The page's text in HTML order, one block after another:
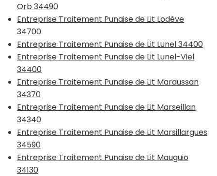
Orb 34490
Entreprise Traitement Punaise de Lit Lodève
34700
Entreprise Traitement Punaise de Lit Lunel 34400
Entreprise Traitement Punaise de Lit Lunel-Viel
34400
Entreprise Traitement Punaise de Lit Maraussan
34370
Entreprise Traitement Punaise de Lit Marseillan
34340
Entreprise Traitement Punaise de Lit Marsillargues
34590
Entreprise Traitement Punaise de Lit Mauguio
34130